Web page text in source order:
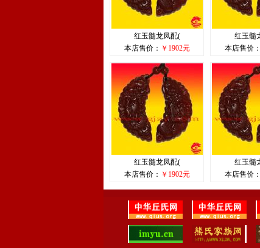
红玉髓龙凤配(
本店售价： ￥1902元
红玉髓
本店售价：
红玉髓龙凤配(
本店售价： ￥1902元
红玉髓
本店售价：